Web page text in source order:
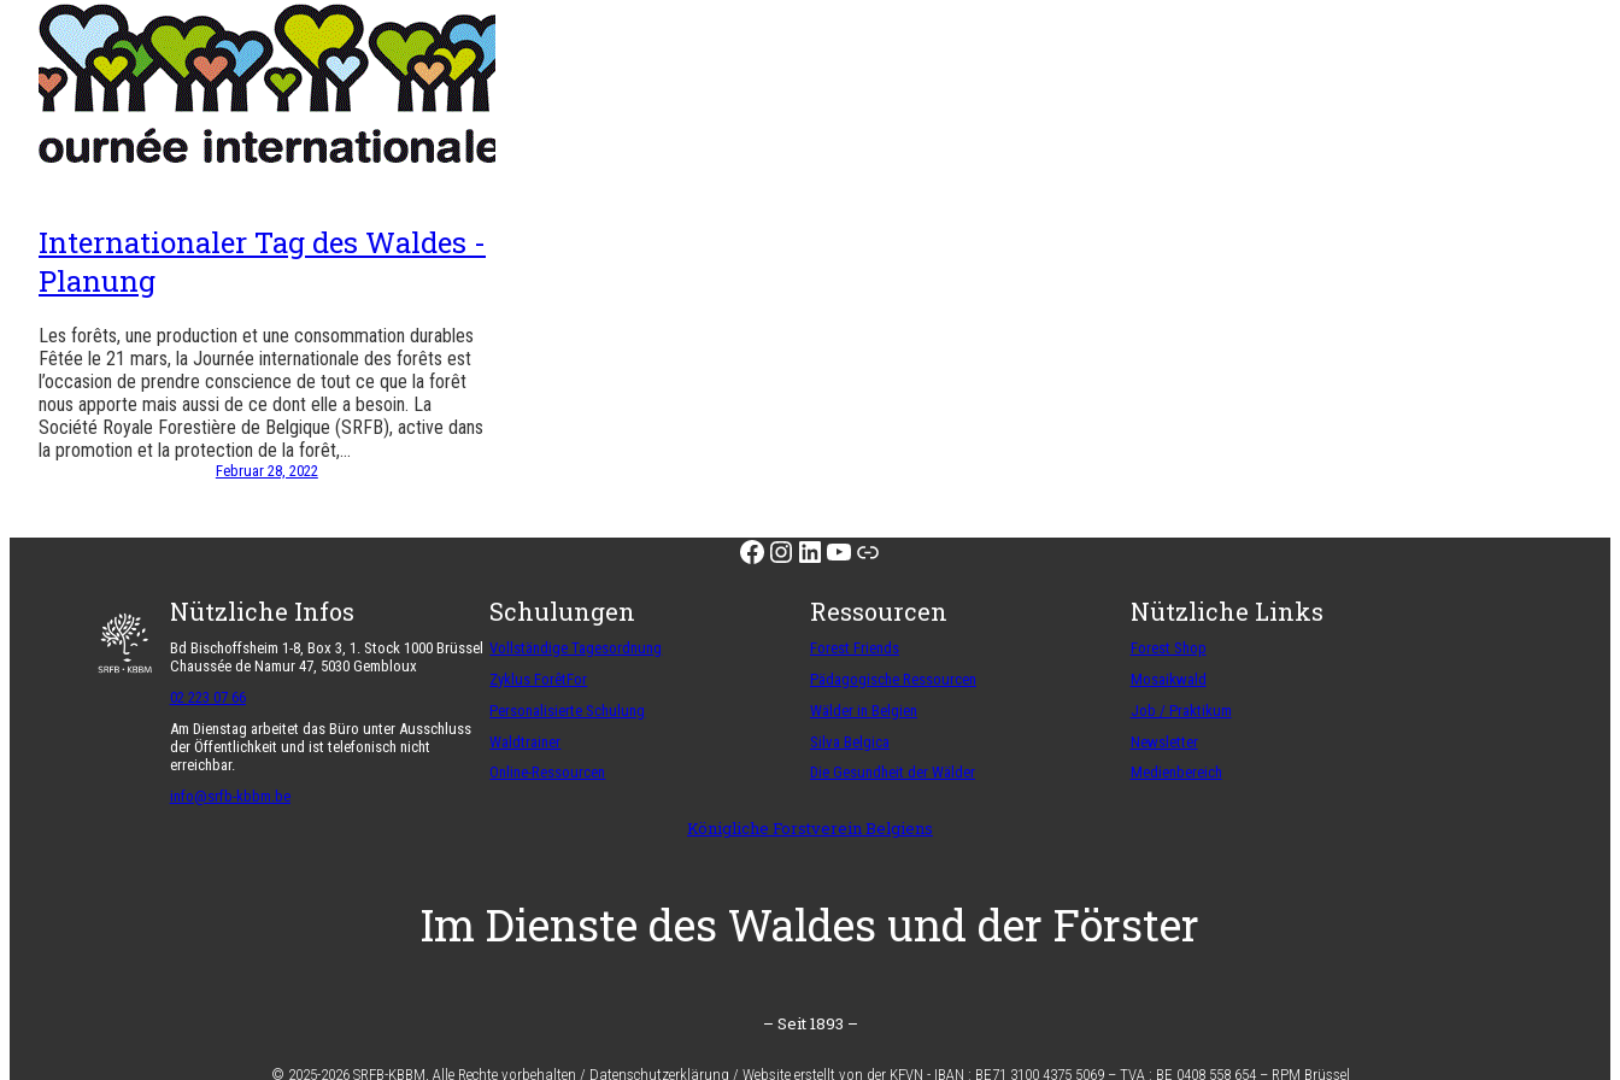
Internationaler Tag des Waldes -
Planung
Les forêts, une production et une consommation durables
Fêtée le 21 mars, la Journée internationale des forêts est
l’occasion de prendre conscience de tout ce que la forêt
nous apporte mais aussi de ce dont elle a besoin. La
Société Royale Forestière de Belgique (SRFB), active dans
la promotion et la protection de la forêt,…
Februar 28, 2022
Facebook
Instagram
LinkedIn
YouTube
Link
Nützliche Infos
Bd Bischoffsheim 1-8, Box 3, 1. Stock 1000 Brüssel
Chaussée de Namur 47, 5030 Gembloux
02 223 07 66
Am Dienstag arbeitet das Büro unter Ausschluss
der Öffentlichkeit und ist telefonisch nicht
erreichbar.
info@srfb-kbbm.be
Schulungen
Vollständige Tagesordnung
Zyklus ForêtFor
Personalisierte Schulung
Waldtrainer
Online-Ressourcen
Ressourcen
Forest Friends
Pädagogische Ressourcen
Wälder in Belgien
Silva Belgica
Die Gesundheit der Wälder
Nützliche Links
Forest Shop
Mosaikwald
Job / Praktikum
Newsletter
Medienbereich
Königliche Forstverein Belgiens
Im Dienste des Waldes und der Förster
– Seit 1893 –
© 2025-2026 SRFB-KBBM, Alle Rechte vorbehalten / Datenschutzerklärung / Website erstellt von der KFVN - IBAN : BE71 3100 4375 5069 – TVA : BE 0408 558 654 – RPM Brüssel